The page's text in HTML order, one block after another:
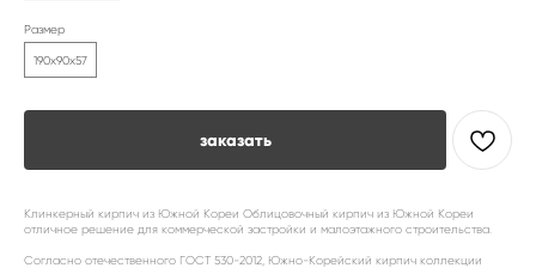
Размер
190х90х57
заказать
Клинкерный кирпич из Южной Кореи Облицовочный кирпич из Южной Кореи
отличное решение для коммерческой застройки и малоэтажного строительства.
Согласно отечественного ГОСТ 530-2012, Южно-Корейский кирпич коллекции